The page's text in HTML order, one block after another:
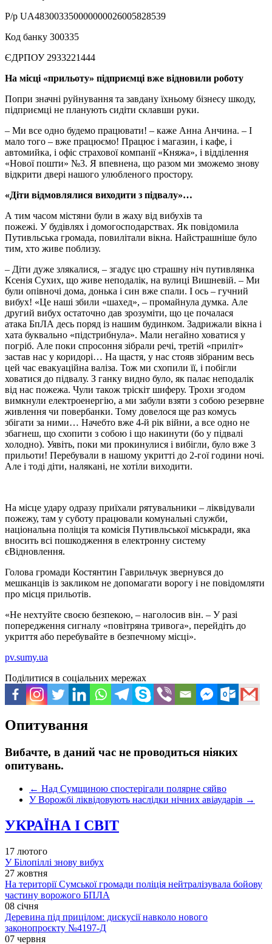
Р/р UA483003350000000026005828539
Код банку 300335
ЄДРПОУ 2933221444
На місці «прильоту» підприємці вже відновили роботу
Попри значні руйнування та завдану їхньому бізнесу шкоду,
підприємці не планують сидіти склавши руки.
– Ми все одно будемо працювати! – каже Анна Анчина. – І
мало того – вже працюємо! Працює і магазин, і кафе, і
автомийка, і офіс страхової компанії «Княжа», і відділення
«Нової пошти» №3. Я впевнена, що разом ми зможемо знову
відкрити двері нашого улюбленого простору.
«Діти відмовлялися виходити з підвалу»…
А тим часом містяни були в жаху від вибухів та
пожежі. У будівлях і домогосподарствах. Як повідомила
Путивльська громада, повилітали вікна. Найстрашніше було
тим, хто живе поблизу.
– Діти дуже злякалися, – згадує цю страшну ніч путивлянка
Ксенія Сухих, що живе неподалік, на вулиці Вишневій. – Ми
були опівночі дома, донька і син вже спали. І ось – гучний
вибух! «Це наші збили «шахед», – промайнула думка. Але
другий вибух остаточно дав зрозуміти, що це почалася
атака БпЛА десь поряд із нашим будинком. Задрижали вікна і
хата буквально «підстрибнула». Мали негайно ховатися у
погріб. Але поки спросоння зібрали речі, третій «приліт»
застав нас у коридорі… На щастя, у нас стояв зібраним весь
цей час евакуаційна валіза. Тож ми схопили її, і побігли
ховатися до підвалу. З ганку видно було, як палає неподалік
від нас пожежа. Чули також тріскіт шиферу. Трохи згодом
вимкнули електроенергію, а ми забули взяти з собою резервне
живлення чи повербанки. Тому довелося ще раз комусь
збігати за ними… Начебто вже 4-й рік війни, а все одно не
збагнеш, що схопити з собою і що накинути (бо у підвалі
холодно). Уявіть, поки ми прокинулися і вибігли, було вже 3
прильоти! Перебували в нашому укритті до 2-гої години ночі.
Але і тоді діти, налякані, не хотіли виходити.
На місце удару одразу приїхали рятувальники – ліквідували
пожежу, там у суботу працювали комунальні служби,
національна поліція та комісія Путивльської міськради, яка
вносить всі пошкодження в електронну систему
єВідновлення.
Голова громади Костянтин Гаврильчук звернувся до
мешканців із закликом не допомагати ворогу і не повідомляти
про місця прильотів.
«Не нехтуйте своєю безпекою, – наголосив він. – У разі
попередження сигналу «повітряна тривога», перейдіть до
укриття або перебувайте в безпечному місці».
pv.sumy.ua
Поділитися в соціальних мережах
Опитування
Вибачте, в даний час не проводиться ніяких
опитувань.
← Над Сумщиною спостерігали полярне сяйво
У Ворожбі ліквідовують наслідки нічних авіаударів →
УКРАЇНА І СВІТ
17 лютого
У Білопіллі знову вибух
27 жовтня
На території Сумської громади поліція нейтралізувала бойову
частину ворожого БПЛА
08 січня
Деревина під прицілом: дискусії навколо нового
законопроєкту №4197-Д
07 червня